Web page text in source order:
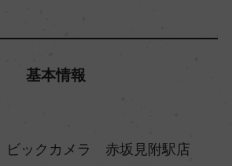
基本情報
ビックカメラ 赤坂見附駅店